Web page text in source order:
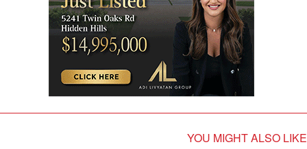
YOU MIGHT ALSO LIKE